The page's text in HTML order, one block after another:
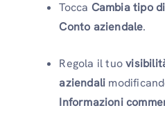
Tocca Cambia tipo
Conto aziendale.
Regola il tuo
aziendali
Informazioni